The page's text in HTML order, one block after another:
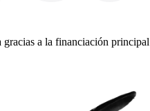
gracias a la financiación principal